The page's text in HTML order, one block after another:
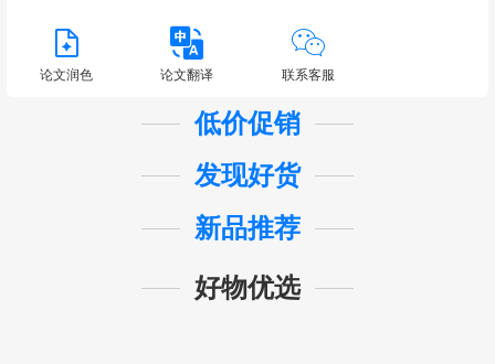
论文润色 论文翻译 联系客服
低价促销
发现好货
新品推荐
好物优选